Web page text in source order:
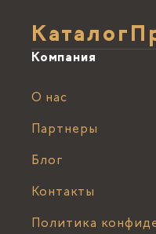
Каталог
Компания
О нас
Партнеры
Блог
Контакты
Политика